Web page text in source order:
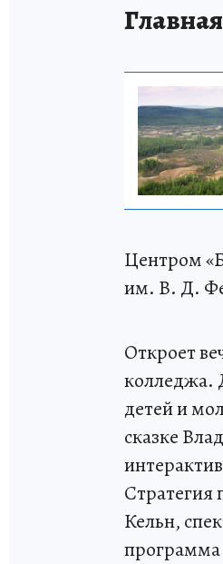
Центром
им. В. Д.
Откроет
колледжа.
детей и
сказке
Стратегия
Кельн,
программа